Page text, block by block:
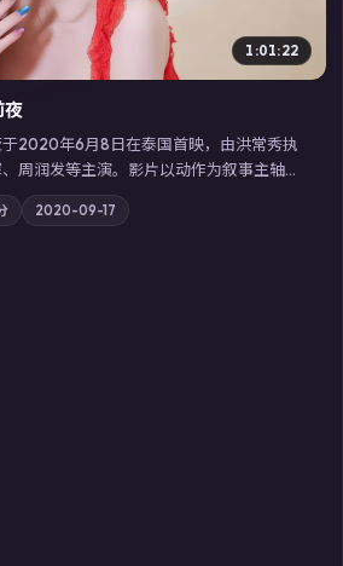
1:01:22
夜
2020年6月8日在泰国首映，由洪常秀执
周润发等主演。影片以动作为叙事主轴，
时结束前做出抉择；摄影与配乐强化地域
国产免费观看高清电视剧在线看」延展检
2020-09-17